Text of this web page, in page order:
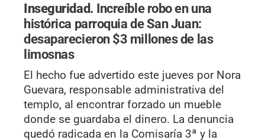
Inseguridad. Increíble robo en una
histórica parroquia de San Juan:
desaparecieron $3 millones de las
limosnas
El hecho fue advertido este jueves por Nora
Guevara, responsable administrativa del
templo, al encontrar forzado un mueble
donde se guardaba el dinero. La denuncia
quedó radicada en la Comisaría 3ª y la